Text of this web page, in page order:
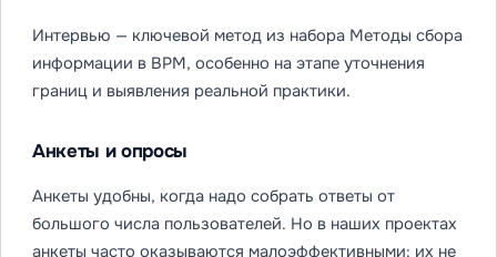
Интервью — ключевой метод из набора Методы сбора
информации в BPM, особенно на этапе уточнения
границ и выявления реальной практики.
Анкеты и опросы
Анкеты удобны, когда надо собрать ответы от
большого числа пользователей. Но в наших проектах
анкеты часто оказываются малоэффективными: их не